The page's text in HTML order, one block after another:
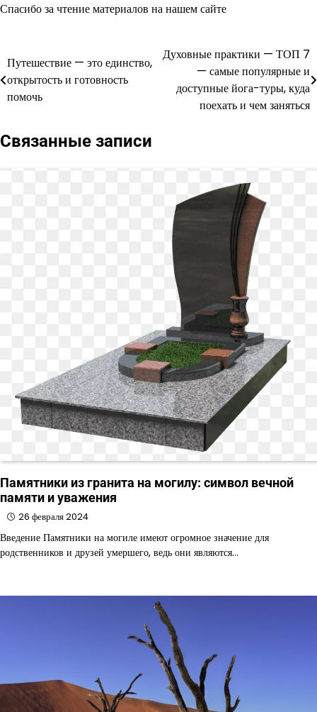
Спасибо за чтение материалов на нашем сайте
Навигация
по
Путешествие — это единство,
открытость и готовность
помочь
Духовные практики — ТОП 7
— самые популярные и
доступные йога-туры, куда
поехать и чем заняться
Связанные записи
Памятники из гранита на могилу: символ вечной
памяти и уважения
26 февраля 2024
Введение Памятники на могиле имеют огромное значение для
родственников и друзей умершего, ведь они являются…